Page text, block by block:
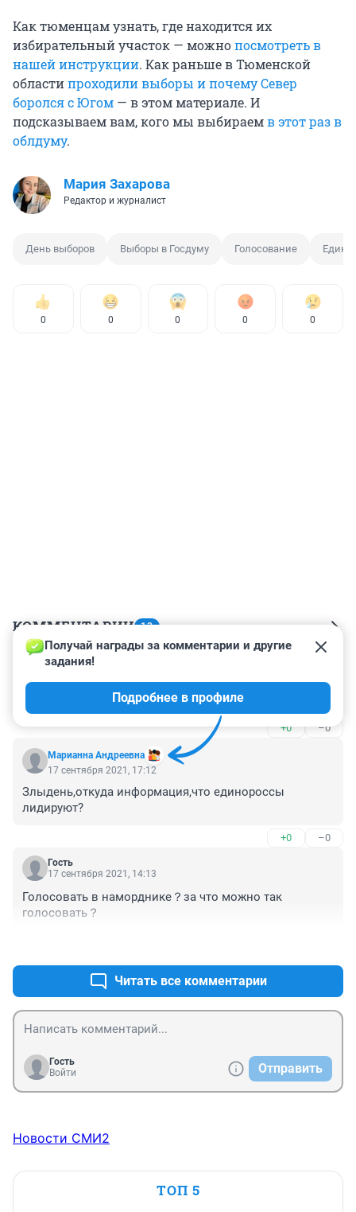
Как тюменцам узнать, где находится их
избирательный участок — можнопосмотреть в
нашей инструкции. Как раньше в Тюменской
областипроходили выборы и почему Север
боролся с Югом — в этом материале. И
подсказываем вам, кого мы выбираемв этот раз в
облдуму.
Мария Захарова
Редактор и журналист
День выборов Выборы в Госдуму Голосование
0 0 0 0 0
КОММЕНТАРИИ 13
Гость
Буду по умному голосовать
+0 –0
Марианна Андреевна
Получай награды за комментарии и другие
задания!
Подробнее в профиле
17 сентября 2021, 17:12
Злыдень,откуда информация,что единороссы
лидируют?
+0 –0
Гость
17 сентября 2021, 14:13
Голосовать в наморднике？за что можно так
голосовать？
Читать все комментарии
Гость
Войти
Отправить
Новости СМИ2
ТОП 5